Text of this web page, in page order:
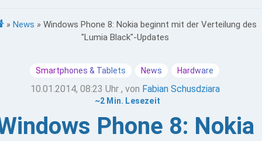
» News » Windows Phone 8: Nokia beginnt mit der Verteilung des
"Lumia Black"-Updates
Smartphones & Tablets News Hardware
10.01.2014, 08:23 Uhr , von Fabian Schusdziara
~2 Min. Lesezeit
Phone 8: Nokia